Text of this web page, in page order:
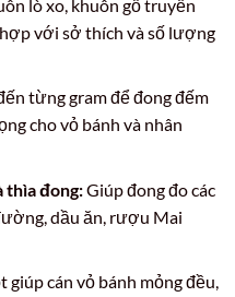
lò xo, khuôn gỗ truyền
với sở thích và số lượng
từng gram để đong đếm
cho vỏ bánh và nhân
thìa đong:Giúp đong đo các
dầu ăn, rượu Mai
giúp cán vỏ bánh mỏng đều,